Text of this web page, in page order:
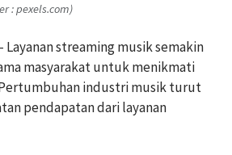
: pexels.com)
Layanan streaming musik semakin
masyarakat untuk menikmati
industri musik turut
pendapatan dari layanan